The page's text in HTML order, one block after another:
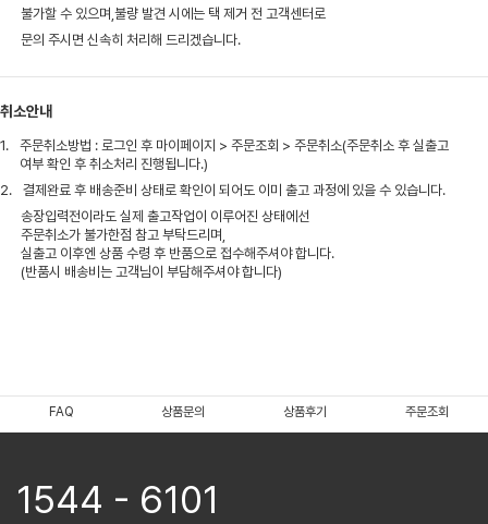
불가할 수 있으며,불량 발견 시에는 택 제거 전 고객센터로
문의 주시면 신속히 처리해 드리겠습니다.
취소안내
1.
주문취소방법 : 로그인 후 마이페이지 > 주문조회 > 주문취소(주문취소 후 실출고
여부 확인 후 취소처리 진행됩니다.)
2.
결제완료 후 배송준비 상태로 확인이 되어도 이미 출고 과정에 있을 수 있습니다.
송장입력전이라도 실제 출고작업이 이루어진 상태에선
주문취소가 불가한점 참고 부탁드리며,
실출고 이후엔 상품 수령 후 반품으로 접수해주셔야 합니다.
(반품시 배송비는 고객님이 부담해주셔야 합니다)
FAQ 상품문의 상품후기 주문조회
1544 - 6101